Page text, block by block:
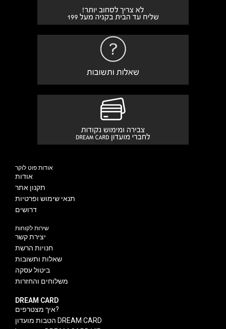
אודות פוט לוקר
אודות
תקנון אתר
תנאי שימוש ופרטיות
דרושים
שירות לקוחות
יצירת קשר
חנויות הרשת
שאלות ותשובות
ביטול עסקה
משלוחים והחזרות
DREAM CARD
איך מצטרפים?
הטבות מועדון DREAM CARD